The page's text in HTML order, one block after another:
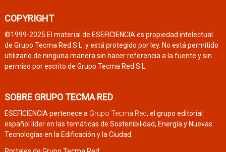
COPYRIGHT
©1999-2025 El material de ESEFICIENCIA es propiedad intelectual
de Grupo Tecma Red S.L. y está protegido por ley. No está permitido
utilizarlo de ninguna manera sin hacer referencia a la fuente y sin
permiso por escrito de Grupo Tecma Red S.L.
SOBRE GRUPO TECMA RED
ESEFICIENCIA pertenece a Grupo Tecma Red, el grupo editorial
español líder en las temáticas de Sostenibilidad, Energía y Nuevas
Tecnologías en la Edificación y la Ciudad.